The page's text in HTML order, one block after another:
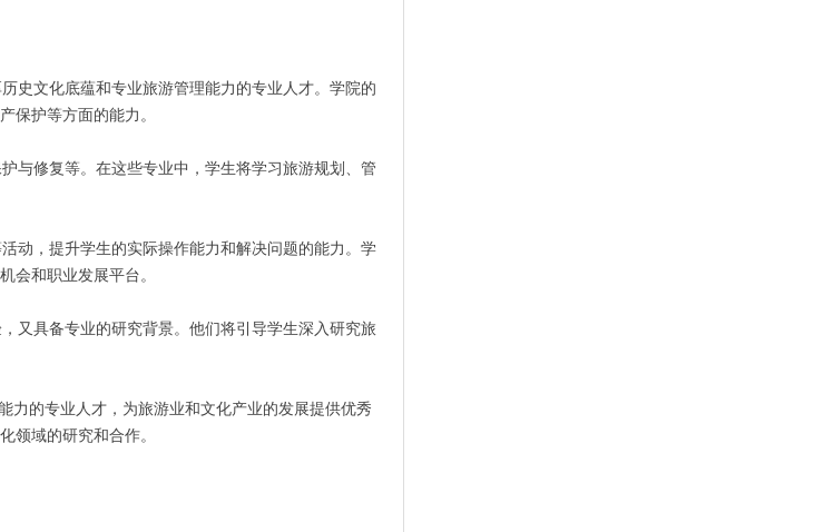
史文化底蕴和专业旅游管理能力的专业人才。学院的
保护等方面的能力。
与修复等。在这些专业中，学生将学习旅游规划、管
动，提升学生的实际操作能力和解决问题的能力。学
会和职业发展平台。
又具备专业的研究背景。他们将引导学生深入研究旅
的专业人才，为旅游业和文化产业的发展提供优秀
领域的研究和合作。